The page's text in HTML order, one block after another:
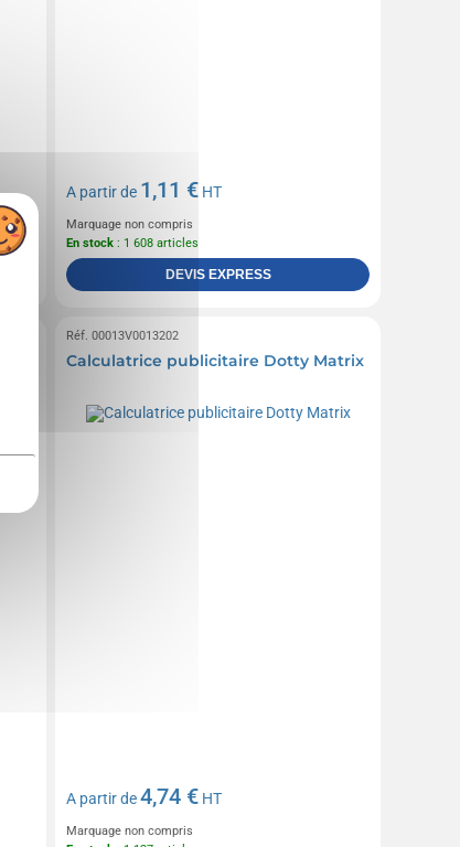
A partir de 1,11 € HT
Marquage non compris
En stock : 1 608 articles
DEVIS EXPRESS
Réf. 00013V0013202
Calculatrice publicitaire Dotty Matrix
A partir de4,74 € HT
Marquage non compris